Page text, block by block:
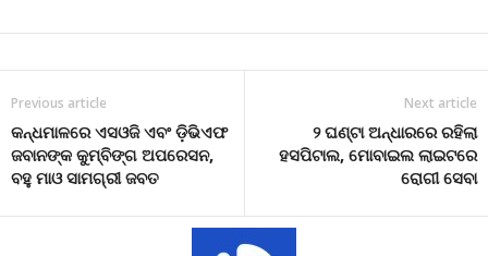
Previous article
କନ୍ଧମାଳରେ ଏସଓଜି ଏବଂ ଡ଼ିଭିଏଫ
ଜବାନଙ୍କ କୁମ୍ବିଙ୍ଗ ଅପରେସନ,
ବହୁ ମାଓ ସାମଗ୍ରୀ ଜବତ
Next article
୨ ଘଣ୍ଟା ଅନ୍ଧାରରେ ରହିଲା
ହସପିଟାଲ, ମୋବାଇଲ ଲାଇଟରେ
ରୋଗୀ ସେବା